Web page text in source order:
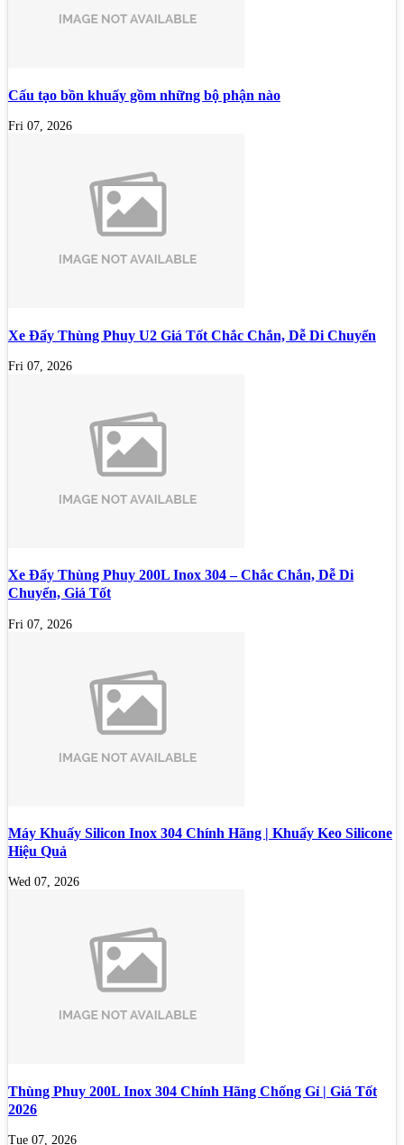
Cấu tạo bồn khuấy gồm những bộ phận nào
Fri 07, 2026
Xe Đẩy Thùng Phuy U2 Giá Tốt Chắc Chắn, Dễ Di Chuyển
Fri 07, 2026
Xe Đẩy Thùng Phuy 200L Inox 304 – Chắc Chắn, Dễ Di
Chuyển, Giá Tốt
Fri 07, 2026
Máy Khuấy Silicon Inox 304 Chính Hãng | Khuấy Keo Silicone
Hiệu Quả
Wed 07, 2026
Thùng Phuy 200L Inox 304 Chính Hãng Chống Gỉ | Giá Tốt
2026
Tue 07, 2026